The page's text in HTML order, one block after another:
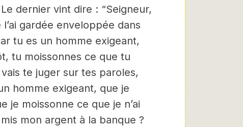
Le dernier vint dire : “Seigneur,
gardée enveloppée dans
tu es un homme exigeant,
tu moissonnes ce que tu
te juger sur tes paroles,
homme exigeant, que je
je moissonne ce que je n’ai
mon argent à la banque ?